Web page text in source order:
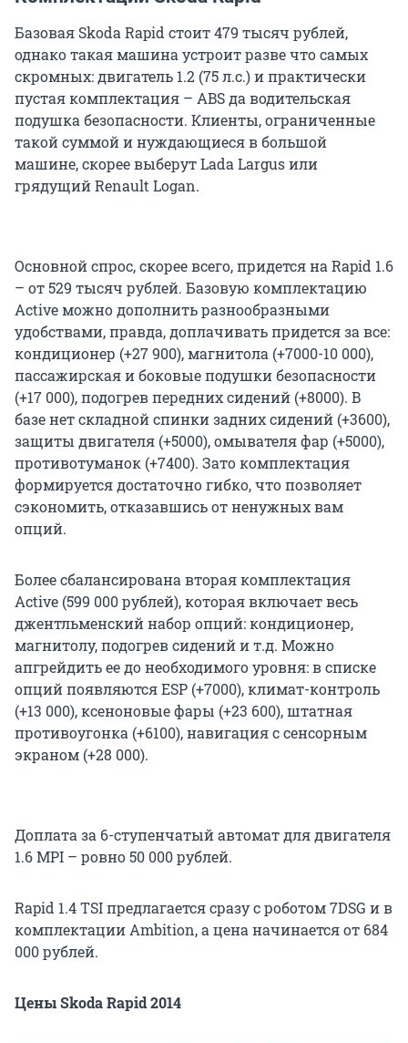
Базовая Skoda Rapid стоит 479 тысяч рублей,
однако такая машина устроит разве что самых
скромных: двигатель 1.2 (75 л.с.) и практически
пустая комплектация – ABS да водительская
подушка безопасности. Клиенты, ограниченные
такой суммой и нуждающиеся в большой
машине, скорее выберут Lada Largus или
грядущий Renault Logan.
Основной спрос, скорее всего, придется на Rapid 1.6
– от 529 тысяч рублей. Базовую комплектацию
Active можно дополнить разнообразными
удобствами, правда, доплачивать придется за все:
кондиционер (+27 900), магнитола (+7000-10 000),
пассажирская и боковые подушки безопасности
(+17 000), подогрев передних сидений (+8000). В
базе нет складной спинки задних сидений (+3600),
защиты двигателя (+5000), омывателя фар (+5000),
противотуманок (+7400). Зато комплектация
формируется достаточно гибко, что позволяет
сэкономить, отказавшись от ненужных вам
опций.
Более сбалансирована вторая комплектация
Active (599 000 рублей), которая включает весь
джентльменский набор опций: кондиционер,
магнитолу, подогрев сидений и т.д. Можно
апгрейдить ее до необходимого уровня: в списке
опций появляются ESP (+7000), климат-контроль
(+13 000), ксеноновые фары (+23 600), штатная
противоугонка (+6100), навигация с сенсорным
экраном (+28 000).
Доплата за 6-ступенчатый автомат для двигателя
1.6 MPI – ровно 50 000 рублей.
Rapid 1.4 TSI предлагается сразу с роботом 7DSG и в
комплектации Ambition, а цена начинается от 684
000 рублей.
Цены Skoda Rapid 2014